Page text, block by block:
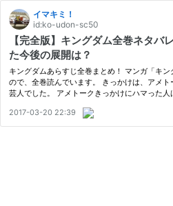
イマキミ！
id:ko-udon-sc50
【完全版】キングダム全巻ネタバ
た今後の展開は？
キングダムあらすじ全巻まとめ！ マンガ「キ
ので、全巻読んでいます。 きっかけは、アメト
芸人でした。 アメトークきっかけにハマった
を、ダイジェストで書いていきたいと思います
興…
2017-03-20 22:39